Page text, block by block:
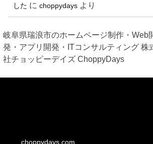
した に choppydays より
岐阜県瑞浪市のホームページ制作・Web
発・アプリ開発・ITコンサルティング 株
社チョッピーデイズ ChoppyDays
choppydays.com